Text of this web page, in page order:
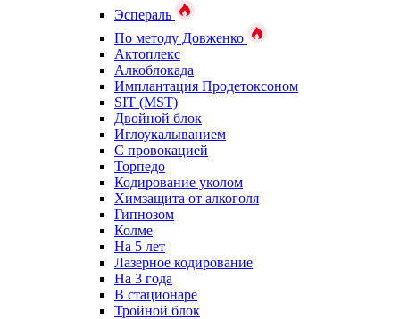
Эспераль
По методу Довженко
Актоплекс
Алкоблокада
Имплантация Продетоксоном
SIT (MST)
Двойной блок
Иглоукалыванием
С провокацией
Торпедо
Кодирование уколом
Химзащита от алкоголя
Гипнозом
Колме
На 5 лет
Лазерное кодирование
На 3 года
В стационаре
Тройной блок